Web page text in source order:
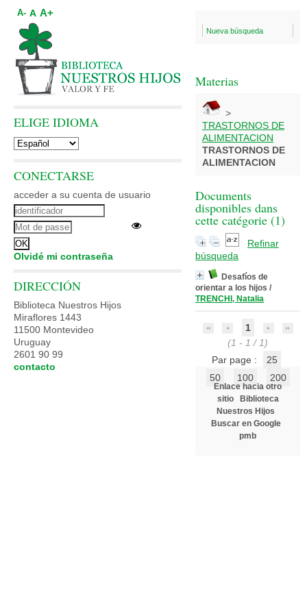
Nueva búsqueda
Materias
>
TRASTORNOS DE
ALIMENTACION
TRASTORNOS DE
ALIMENTACION
Documents
disponibles dans
cette catégorie (1)
Refinar
búsqueda
Desafíos de
orientar a los hijos /
TRENCHI, Natalia
1
(1 - 1 / 1)
Par page :
25
50
100 200
Enlace hacia otro
sitio
Biblioteca
Nuestros Hijos
Buscar en Google
pmb
A- A A+
ELIGE IDIOMA
CONECTARSE
acceder a su cuenta de usuario
Olvidé mi contraseña
DIRECCIÓN
Biblioteca Nuestros Hijos
Miraflores 1443
11500 Montevideo
Uruguay
2601 90 99
contacto